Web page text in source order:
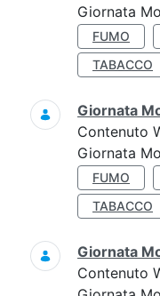
Giornata
FUMO
TABACCO
Giornata
Contenuto
Giornata
FUMO
TABACCO
Giornata
Contenuto